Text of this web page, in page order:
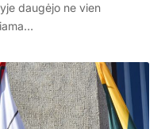
daugėjo ne vien